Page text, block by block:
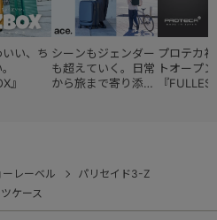
い、ち
』
シーンもジェンダー
も超えていく。日常
から旅まで寄り添う
プロテカ
トオープ
『
レーベル
パリセイド3-Z
ケース